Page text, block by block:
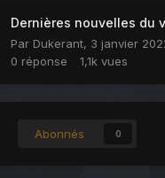
Dernières nouvelles du
Par Dukerant, 3 janvier
0 réponse 1,1k vues
Abonnés 0